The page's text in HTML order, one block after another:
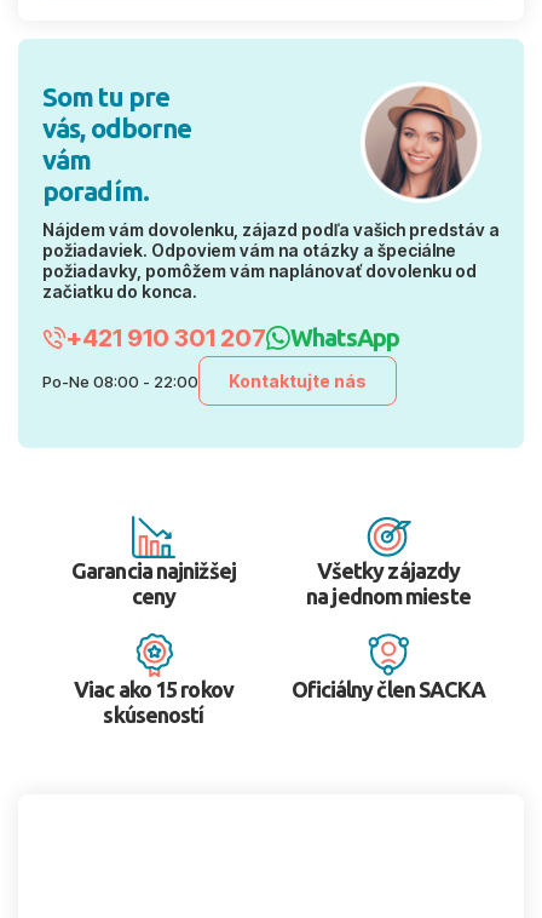
Som tu pre
vás, odborne
vám
poradím.
Nájdem vám dovolenku, zájazd podľa vašich predstáv a
požiadaviek. Odpoviem vám na otázky a špeciálne
požiadavky, pomôžem vám naplánovať dovolenku od
začiatku do konca.
+421 910 301 207 WhatsApp
Po-Ne 08:00 - 22:00 Kontaktujte nás
Garancia najnižšej
ceny
Všetky zájazdy
na jednom mieste
Viac ako 15 rokov
skúseností
Oficiálny člen SACKA